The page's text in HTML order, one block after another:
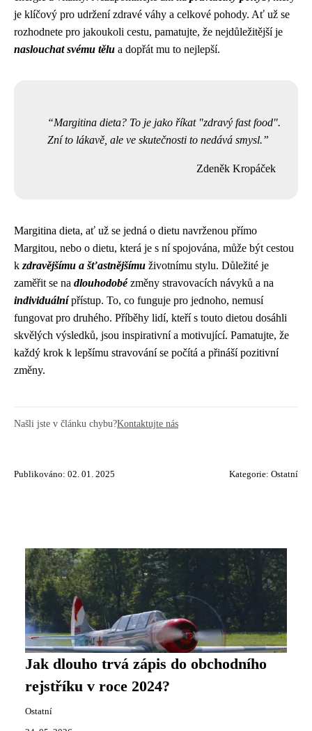
je klíčový pro udržení zdravé váhy a celkové pohody. Ať už se
rozhodnete pro jakoukoli cestu, pamatujte, že nejdůležitější je
naslouchat svému tělu a dopřát mu to nejlepší.
Margitina dieta? To je jako říkat "zdravý fast food".
Zní to lákavě, ale ve skutečnosti to nedává smysl.
Zdeněk Kropáček
Margitina dieta, ať už se jedná o dietu navrženou přímo
Margitou, nebo o dietu, která je s ní spojována, může být cestou
k zdravějšímu a šťastnějšímu životnímu stylu. Důležité je
zaměřit se na dlouhodobézměny stravovacích návyků a na
individuálnípřístup. To, co funguje pro jednoho, nemusí
fungovat pro druhého. Příběhy lidí, kteří s touto dietou dosáhli
skvělých výsledků, jsou inspirativní a motivující. Pamatujte, že
každý krok k lepšímu stravování se počítá a přináší pozitivní
změny.
Našli jste v článku chybu?Kontaktujte nás
Publikováno: 02. 01. 2025 Kategorie: Ostatní
Jak dlouho trvá zápis do obchodního
rejstříku v roce 2024?
Ostatní